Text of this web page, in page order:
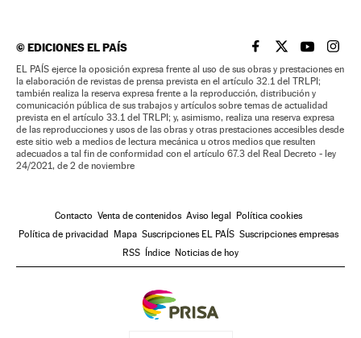
©EDICIONES EL PAÍS EL PAÍS BRASIL EN
EL PAÍSEL PAÍS
EL
EL PAÍS ejerce la oposición expresa frente al uso de sus obras y prestaciones en
la elaboración de revistas de prensa prevista en el artículo 32.1 del TRLPI;
también realiza la reserva expresa frente a la reproducción, distribución y
comunicación pública de sus trabajos y artículos sobre temas de actualidad
prevista en el artículo 33.1 del TRLPI; y, asimismo, realiza una reserva expresa
de las reproducciones y usos de las obras y otras prestaciones accesibles desde
este sitio web a medios de lectura mecánica u otros medios que resulten
adecuados a tal fin de conformidad con el artículo 67.3 del Real Decreto - ley
24/2021, de 2 de noviembre
Contacto Venta de contenidos Aviso legal Política cookies
Política de privacidad Mapa Suscripciones EL PAÍS Suscripciones empresas
RSS Índice Noticias de hoy